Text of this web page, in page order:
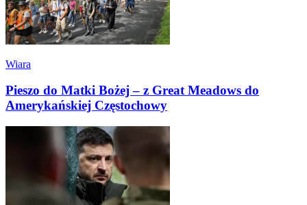
Wiara
Pieszo do Matki Bożej – z Great Meadows do
Amerykańskiej Częstochowy